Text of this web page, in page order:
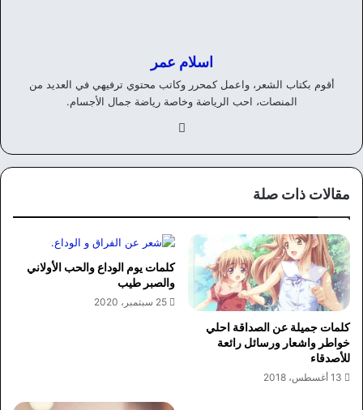
اسلام عمر
أقوم بكتاب الشعر، واعمل كمحرر وكاتب محتوي ترفيهي في العديد من
المنصات، احب الرياضة وخاصة رياضة جمال الأجسام.
وك
مقالات ذات صلة
كلمات جميلة عن الصداقة احلي
خواطر واشعار ورسائل رائعة
للأصدقاء
13 أغسطس، 2018
كلمات يوم الوداع والحب الأولاني
والصبر طيب
25 سبتمبر، 2020